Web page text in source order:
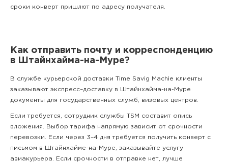
сроки конверт пришлют по адресу получателя.
Как отправить почту и корреспонденцию
в Штайнхайма-на-Муре?
В службе курьерской доставки Time Savig Machie клиенты
заказывают экспресс–доставку в Штайнхайма-на-Муре
документы для государственных служб, визовых центров.
Если требуется, сотрудник службы TSM составит опись
вложения. Выбор тарифа напрямую зависит от срочности
перевозки. Если через 3–4 дня требуется получить конверт с
письмом в Штайнхайме-на-Муре, заказывайте услугу
авиакурьера. Если срочности в отправке нет, лучше